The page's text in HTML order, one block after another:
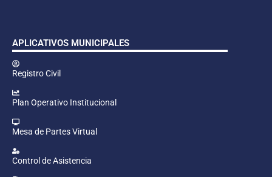
APLICATIVOS MUNICIPALES
Registro Civil
Plan Operativo Institucional
Mesa de Partes Virtual
Control de Asistencia